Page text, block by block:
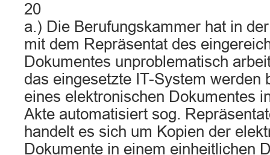
20
a.) Die Berufungskammer hat in
mit dem Repräsentat des
Dokumentes unproblematisch
das eingesetzte IT-System werden
eines elektronischen Dokumentes
Akte automatisiert sog.
handelt es sich um Kopien der
Dokumente in einem einheitlichen